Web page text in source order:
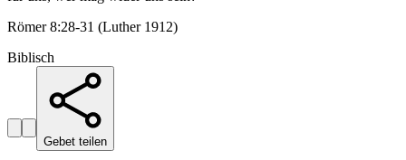
Römer 8:28-31 (Luther 1912)
Biblisch
Gebet teilen